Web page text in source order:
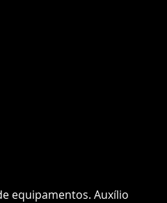
equipamentos. Auxílio